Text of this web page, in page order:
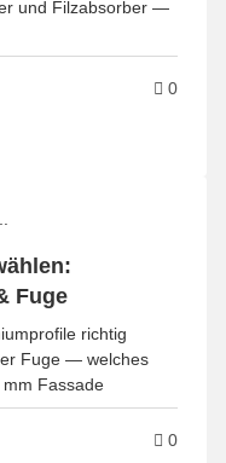
und Filzabsorber —
0
Fuge
richtig
Fuge — welches
Fassade
0